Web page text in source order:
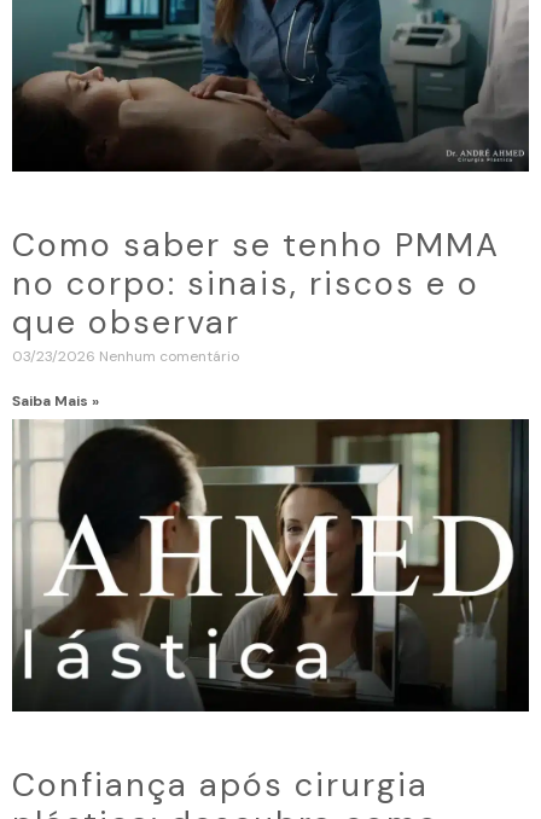
Como saber se tenho PMMA
no corpo: sinais, riscos e o
que observar
03/23/2026 Nenhum comentário
Saiba Mais »
Confiança após cirurgia